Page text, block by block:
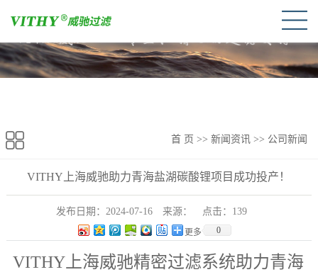
首 页 >> 新闻资讯 >> 公司新闻
VITHY上海威驰助力青海盐湖碳酸锂项目成功投产！
发布日期：2024-07-16 来源： 点击： 139
更多 0
VITHY上海威驰精密过滤系统助力青海